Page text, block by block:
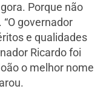
Porque não
governador
e qualidades
Ricardo foi
o melhor nome